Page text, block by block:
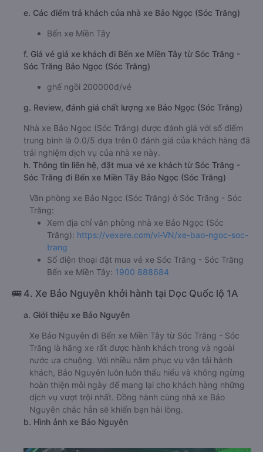
e. Các điểm trả khách của nhà xe Bảo Ngọc (Sóc Trăng)
Bến xe Miền Tây
f. Giá vé giá xe khách đi Bến xe Miền Tây từ Sóc Trăng -
Sóc Trăng Bảo Ngọc (Sóc Trăng)
ghế ngồi 200000đ/vé
g. Review, đánh giá chất lượng xe Bảo Ngọc (Sóc Trăng)
Nhà xe Bảo Ngọc (Sóc Trăng) được đánh giá với số điểm
trung bình là 0.0/5 dựa trên 0 đánh giá của khách hàng đã
trải nghiệm dịch vụ của nhà xe này.
h. Thông tin liên hệ, đặt mua vé xe khách từ Sóc Trăng -
Sóc Trăng đi Bến xe Miền Tây Bảo Ngọc (Sóc Trăng)
Văn phòng xe Bảo Ngọc (Sóc Trăng) ở Sóc Trăng - Sóc
Trăng:
Xem địa chỉ văn phòng nhà xe Bảo Ngọc (Sóc
Trăng): https://vexere.com/vi-VN/xe-bao-ngoc-soc-
trang
Số điện thoại đặt mua vé xe Sóc Trăng - Sóc Trăng
Bến xe Miền Tây: 1900 888684
🚌 4. Xe Bảo Nguyên khởi hành tại Dọc Quốc lộ 1A
a. Giới thiệu xe Bảo Nguyên
Xe Bảo Nguyên đi Bến xe Miền Tây từ Sóc Trăng - Sóc
Trăng là hãng xe rất được hành khách trong và ngoài
nước ưa chuộng. Với nhiều năm phục vụ vận tải hành
khách, Bảo Nguyên luôn luôn thấu hiểu và không ngừng
hoàn thiện mỗi ngày để mang lại cho khách hàng những
dịch vụ vượt trội nhất. Đồng hành cùng nhà xe Bảo
Nguyên chắc hẳn sẽ khiến bạn hài lòng.
b. Hình ảnh xe Bảo Nguyên